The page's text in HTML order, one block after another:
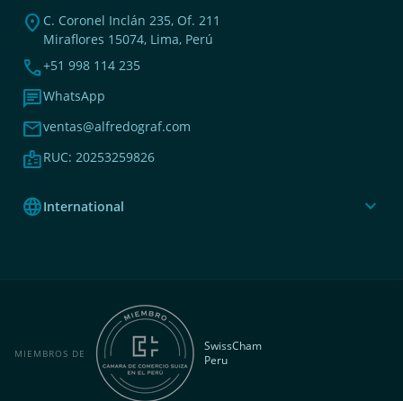
location_on C. Coronel Inclán 235, Of. 211
Miraflores 15074, Lima, Perú
phone+51 998 114 235
chatWhatsApp
mailventas@alfredograf.com
badgeRUC: 20253259826
languageInternational expand_more
MIEMBROS DE
SwissCham
Peru